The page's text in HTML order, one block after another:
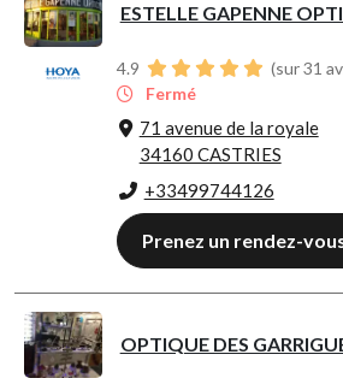
ESTELLE GAPENNE
4.9
(sur 31
Fermé
71 avenue de la royale
34160 CASTRIES
+33499744126
Prenez un rendez-
OPTIQUE DES